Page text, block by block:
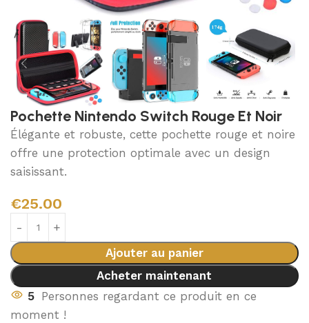
Pochette Nintendo Switch Rouge Et Noir
Élégante et robuste, cette pochette rouge et noire
offre une protection optimale avec un design
saisissant.
€25.00
Ajouter au panier
Acheter maintenant
5 Personnes regardant ce produit en ce
moment !